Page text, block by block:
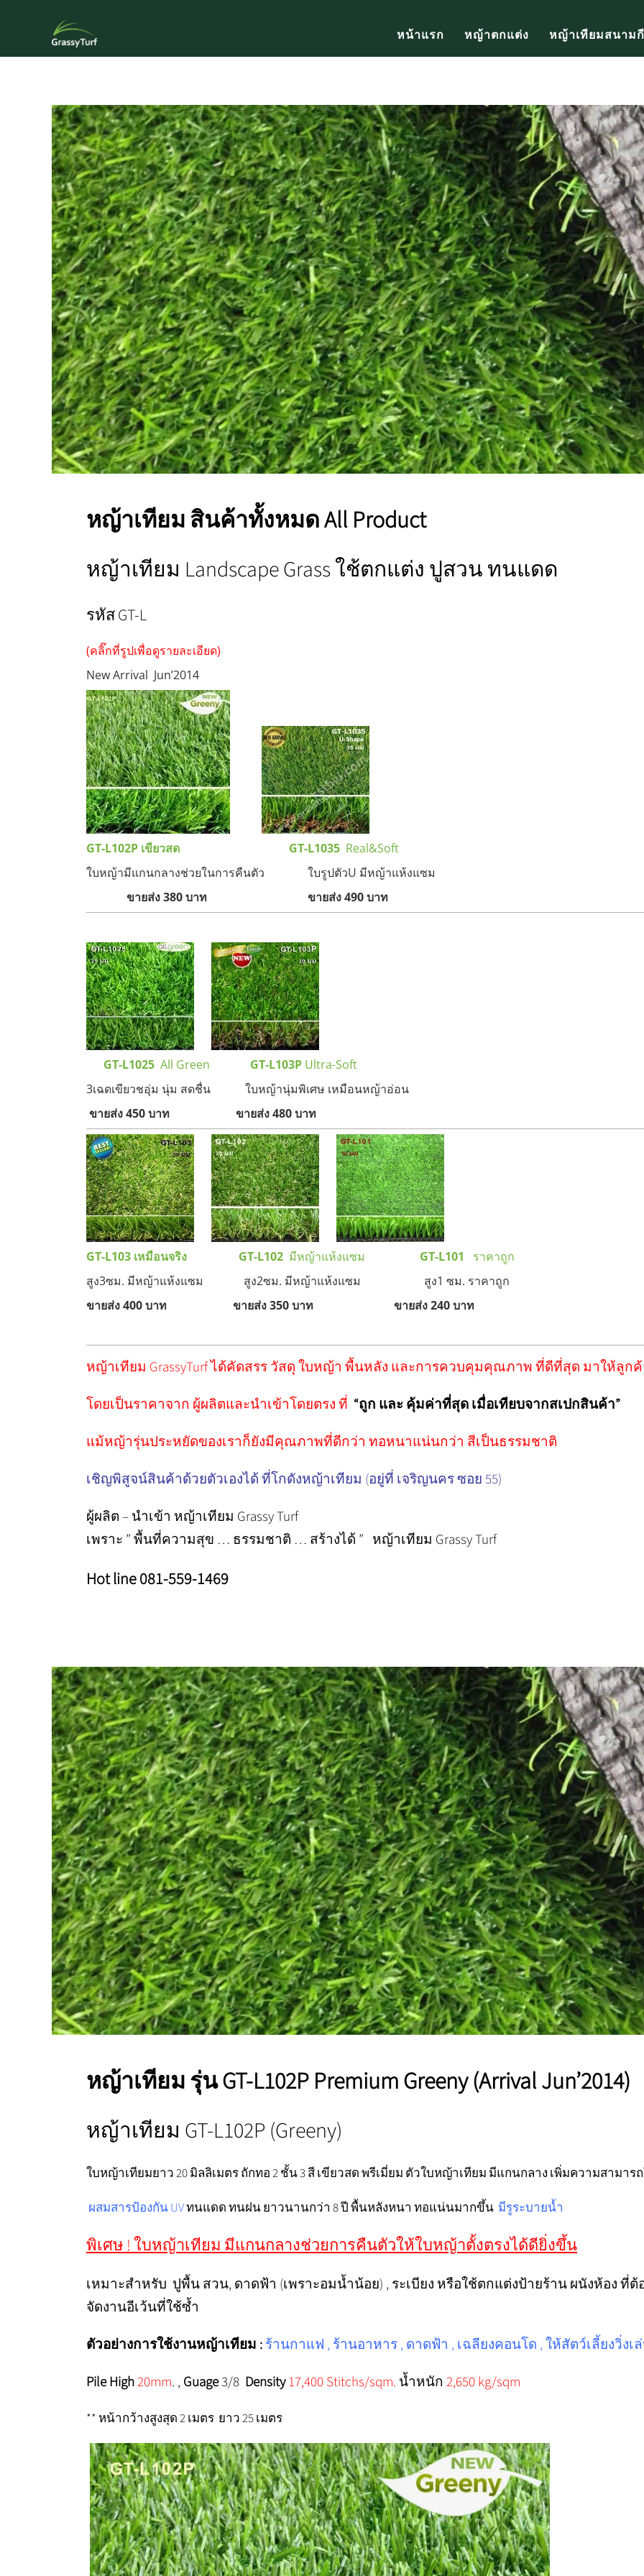
หน้าแรก หญ้าตกแต่ง หญ้าเทียมสนาม
หญ้าเทียม สินค้าทั้งหมด All Product
หญ้าเทียม Landscape Grass ใช้ตกแต่ง ปูสวน ทนแดด
รหัส GT-L
(คลิ๊กที่รูปเพื่อดูรายละเอียด)
New Arrival Jun’2014
GT-L102P เขียวสด GT-L1035 Real&Soft
ใบหญ้ามีแกนกลางช่วยในการคืนตัว ใบรูปตัวU มีหญ้าแห้งแซม
ขายส่ง 380 บาท ขายส่ง 490 บาท
GT-L1025 All Green GT-L103P Ultra-Soft
3เฉดเขียวชอุ่ม นุ่ม สดชื่น ใบหญ้านุ่มพิเศษ เหมือนหญ้าอ่อน
ขายส่ง 450 บาท
ขายส่ง 480 บาท
GT-L103 เหมือนจริง GT-L102 มีหญ้าแห้งแซม GT-L101 ราคาถูก
สูง3ซม. มีหญ้าแห้งแซม สูง2ซม. มีหญ้าแห้งแซม สูง1 ซม. ราคาถูก
ขายส่ง 400 บาท ขายส่ง 350 บาท ขายส่ง 240 บาท
หญ้าเทียม GrassyTurf ได้คัดสรร วัสดุ ใบหญ้า พื้นหลัง และการควบคุมคุณภาพ ที่ดีที่สุด มาให้ลูกค้
โดยเป็นราคาจาก ผู้ผลิตและนำเข้าโดยตรง ที่ “ถูก และ คุ้มค่าที่สุด เมื่อเทียบจากสเปกสินค้า”
แม้หญ้ารุ่นประหยัดของเราก็ยังมีคุณภาพที่ดีกว่า ทอหนาแน่นกว่า สีเป็นธรรมชาติ
เชิญพิสูจน์สินค้าด้วยตัวเองได้ ที่โกดังหญ้าเทียม (อยู่ที่ เจริญนคร ซอย 55)
ผู้ผลิต – นำเข้า หญ้าเทียม Grassy Turf
เพราะ ” พื้นที่ความสุข … ธรรมชาติ … สร้างได้ ” หญ้าเทียม Grassy Turf
Hot line 081-559-1469
หญ้าเทียม รุ่น GT-L102P Premium Greeny (Arrival Jun’2014)
หญ้าเทียม GT-L102P (Greeny)
ใบหญ้าเทียมยาว 20 มิลลิเมตร ถักทอ 2 ชั้น 3 สี เขียวสด พรีเมี่ยม ตัวใบหญ้าเทียม มีแกนกลาง เพิ่มความสามา
ผสมสารป้องกัน UVทนแดด ทนฝน ยาวนานกว่า 8 ปี พื้นหลังหนา ทอแน่นมากขึ้น มีรูระบายน้ำ
พิเศษ ! ใบหญ้าเทียม มีแกนกลางช่วยการคืนตัวให้ใบหญ้าตั้งตรงได้ดียิ่งขึ้น
เหมาะสำหรับ ปูพื้น สวน, ดาดฟ้า (เพราะอมน้ำน้อย) , ระเบียง หรือใช้ตกแต่งป้ายร้าน ผนังห้อง ที่
จัดงานอีเว้นที่ใช้ซ้ำ
ตัวอย่างการใช้งานหญ้าเทียม :ร้านกาแฟ , ร้านอาหาร , ดาดฟ้า , เฉลียงคอนโด , ให้สัตว์เลี้ยงวิ่งเ
Pile High20mm. , Guage3/8 Density17,400 Stitchs/sqm. น้ำหนัก 2,650 kg/sqm
** หน้ากว้างสูงสุด 2 เมตร ยาว 25 เมตร